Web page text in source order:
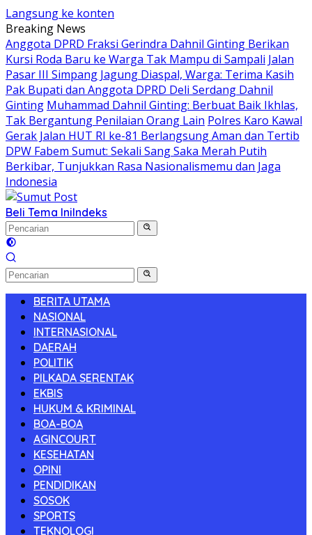
Langsung ke konten
Breaking News
Anggota DPRD Fraksi Gerindra Dahnil Ginting Berikan
Kursi Roda Baru ke Warga Tak Mampu di Sampali Jalan
Pasar III Simpang Jagung Diaspal, Warga: Terima Kasih
Pak Bupati dan Anggota DPRD Deli Serdang Dahnil
Ginting Muhammad Dahnil Ginting: Berbuat Baik Ikhlas,
Tak Bergantung Penilaian Orang Lain Polres Karo Kawal
Gerak Jalan HUT RI ke-81 Berlangsung Aman dan Tertib
DPW Fabem Sumut: Sekali Sang Saka Merah Putih
Berkibar, Tunjukkan Rasa Nasionalismemu dan Jaga
Indonesia
Beli Tema IniIndeks
BERITA UTAMA
NASIONAL
INTERNASIONAL
DAERAH
POLITIK
PILKADA SERENTAK
EKBIS
HUKUM & KRIMINAL
BOA-BOA
AGINCOURT
KESEHATAN
OPINI
PENDIDIKAN
SOSOK
SPORTS
TEKNOLOGI